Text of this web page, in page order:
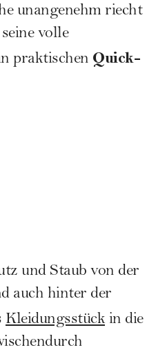
unangenehm riecht
volle
praktischen Quick-
und Staub von der
auch hinter der
Kleidungsstückin die